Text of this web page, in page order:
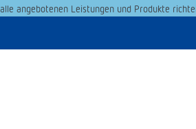
angebotenen Leistungen und Produkte